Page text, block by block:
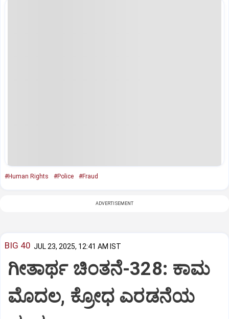
#Human Rights #Police #Fraud
ADVERTISEMENT
BIG 40 JUL 23, 2025, 12:41 AM IST
ಗೀತಾರ್ಥ ಚಿಂತನೆ-328: ಕಾಮ
ಮೊದಲ, ಕ್ರೋಧ ಎರಡನೆಯ